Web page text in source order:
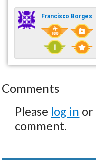
Francisco Borges
Comments
Please log in or
comment.